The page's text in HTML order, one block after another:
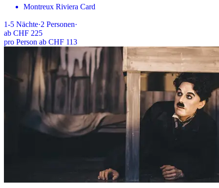
Montreux Riviera Card
1-5 Nächte·2 Personen·
ab CHF 225
pro Person ab CHF 113